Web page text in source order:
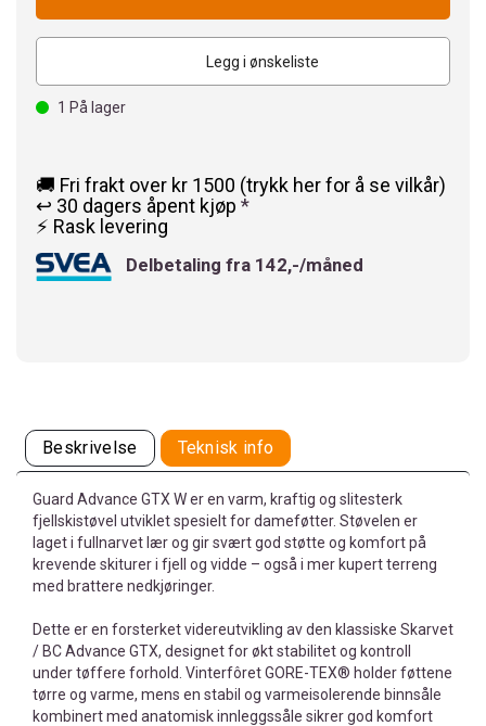
Legg i ønskeliste
1 På lager
🚚 Fri frakt over kr 1500 (trykk her for å se vilkår)
↩️ 30 dagers åpent kjøp *
⚡ Rask levering
Delbetaling fra 142,-/måned
Beskrivelse Teknisk info
Guard Advance GTX W er en varm, kraftig og slitesterk
fjellskistøvel utviklet spesielt for dameføtter. Støvelen er
laget i fullnarvet lær og gir svært god støtte og komfort på
krevende skiturer i fjell og vidde – også i mer kupert terreng
med brattere nedkjøringer.
Dette er en forsterket videreutvikling av den klassiske Skarvet
/ BC Advance GTX, designet for økt stabilitet og kontroll
under tøffere forhold. Vinterfôret GORE-TEX® holder føttene
tørre og varme, mens en stabil og varmeisolerende binnsåle
kombinert med anatomisk innleggssåle sikrer god komfort